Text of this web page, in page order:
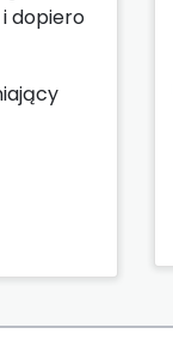
dopiero